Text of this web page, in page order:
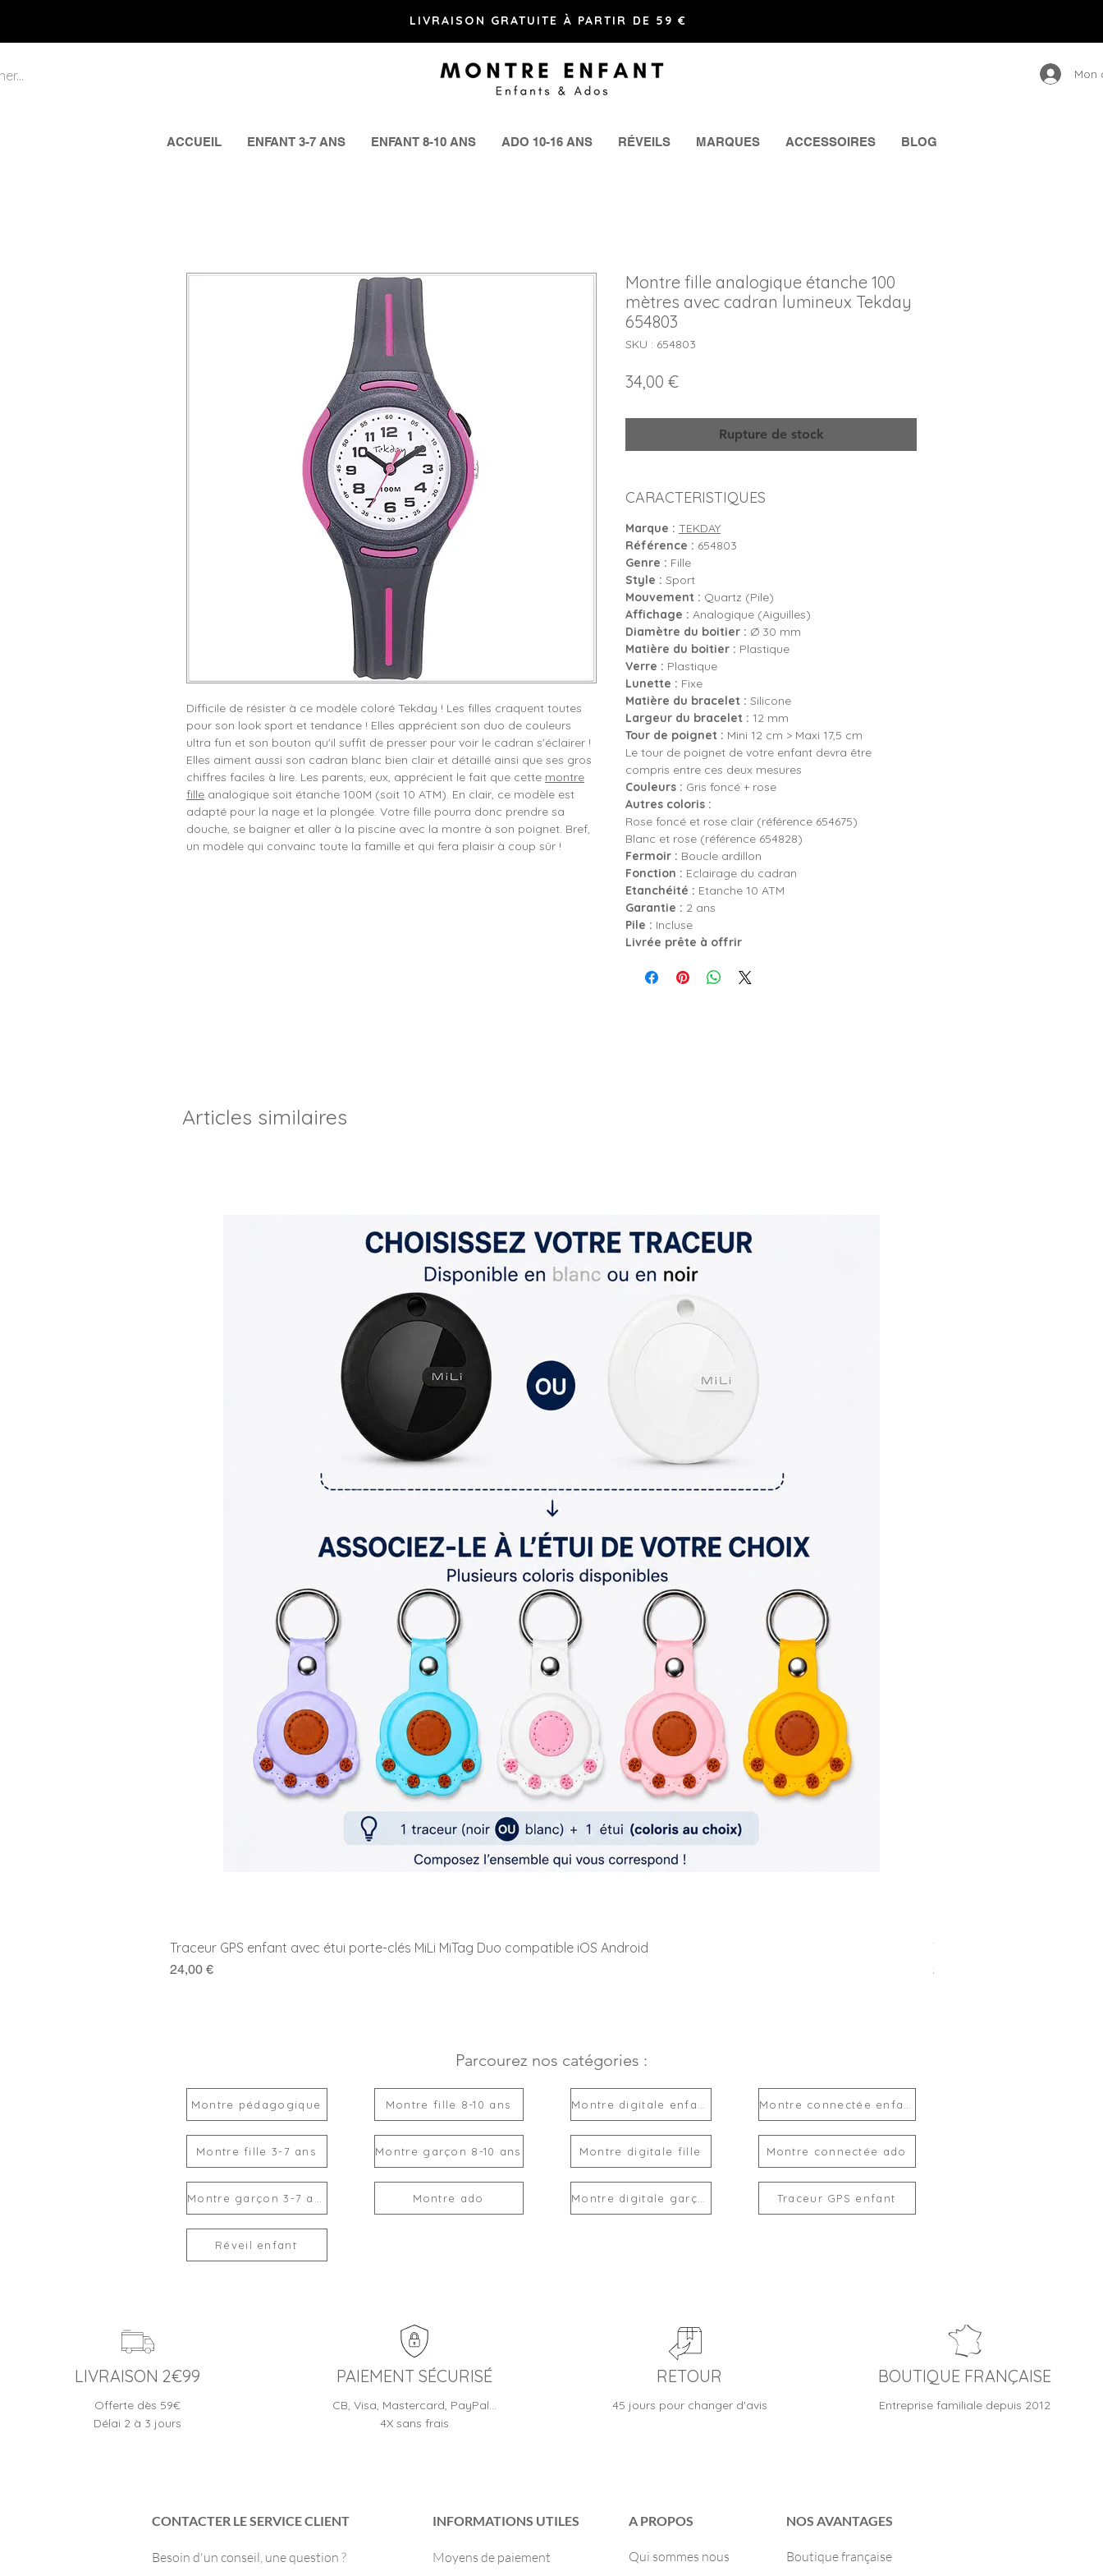
LIVRAISON GRATUITE À PARTIR DE 59 €
Mon
ACCUEIL ENFANT 3-7 ANS ENFANT 8-10 ANS ADO 10-16 ANS RÉVEILS MARQUES ACCESSOIRES BLOG
Difficile de résister à ce modèle coloré Tekday ! Les filles craquent toutes
pour son look sport et tendance ! Elles apprécient son duo de couleurs
ultra fun et son bouton qu'il suffit de presser pour voir le cadran s'éclairer !
Elles aiment aussi son cadran blanc bien clair et détaillé ainsi que ses gros
chiffres faciles à lire. Les parents, eux, apprécient le fait que cette montre
fille analogique soit étanche 100M (soit 10 ATM). En clair, ce modèle est
adapté pour la nage et la plongée. Votre fille pourra donc prendre sa
douche, se baigner et aller à la piscine avec la montre à son poignet. Bref,
un modèle qui convainc toute la famille et qui fera plaisir à coup sûr !
Montre fille analogique étanche 100
mètres avec cadran lumineux Tekday
654803
SKU : 654803
34,00 €Prix
Rupture de stock
CARACTERISTIQUES
Marque : TEKDAY
Référence : 654803
Genre : Fille
Style : Sport
Mouvement : Quartz (Pile)
Affichage : Analogique (Aiguilles)
Diamètre du boitier : Ø 30 mm
Matière du boitier : Plastique
Verre : Plastique
Lunette : Fixe
Matière du bracelet : Silicone
Largeur du bracelet : 12 mm
Tour de poignet : Mini 12 cm > Maxi 17,5 cm
Le tour de poignet de votre enfant devra être
compris entre ces deux mesures
Couleurs : Gris foncé + rose
Autres coloris :
Rose foncé et rose clair (référence 654675)
Blanc et rose (référence 654828)
Fermoir : Boucle ardillon
Fonction : Eclairage du cadran
Etanchéité : Etanche 10 ATM
Garantie : 2 ans
Pile : Incluse
Livrée prête à offrir
Articles similaires
Traceur GPS enfant avec étui porte-clés MiLi MiTag Duo compatible iOS Android
Prix
24,00 €
Traceur GPS enfant MiLi
Prix
24,00 €
Parcourez nos catégories :
Montre pédagogique
Montre fille 3-7 ans
Montre fille 8-10 ans
Montre garçon 8-10 ans
Montre ado
Montre digitale fille Montre connectée ado
Traceur GPS enfant
Réveil enfant
LIVRAISON 2€99
Offerte dès 59€
Délai 2 à 3 jours
PAIEMENT SÉCURISÉ
CB, Visa, Mastercard, PayPal…
4X sans frais
RETOUR
45 jours pour changer d'avis
BOUTIQUE FRANÇAISE
Entreprise familiale depuis 2012
CONTACTER LE SERVICE CLIENT
Besoin d'un conseil, une question ?
INFORMATIONS UTILES
Moyens de paiement
A PROPOS
Qui sommes nous
NOS AVANTAGES
Boutique française